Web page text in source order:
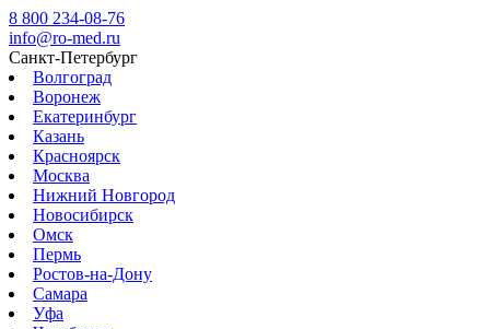
8 800 234-08-76
info@ro-med.ru
Санкт-Петербург
Волгоград
Воронеж
Екатеринбург
Казань
Красноярск
Москва
Нижний Новгород
Новосибирск
Омск
Пермь
Ростов-на-Дону
Самара
Уфа